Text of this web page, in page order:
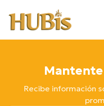
Recibe información